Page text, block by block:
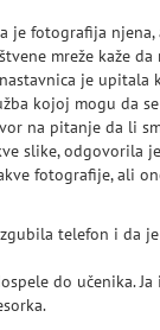
je fotografija
mreže kaže da
je upitala
kojoj mogu da
na pitanje da li
slike, odgovorila
fotografije, ali
telefon i da
do učenika. Ja